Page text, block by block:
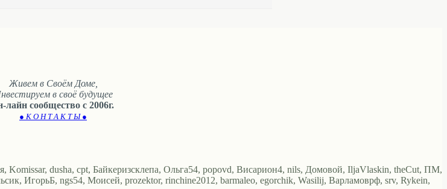
Живем в Своём Доме,
в своё будущее
лайн сообщество с 2006г.
● К О Н Т А К Т Ы ●
dusha, cpt, Байкеризсклепа, Ольга54, popovd, Висариoн4, nils, Домовой, IljaVlaskin, theCut, ПМ,
ИгорьБ, ngs54, Моисей, prozektor, rinchine2012, barmaleo, egorchik, Wasilij, Варламоврф, srv, Rykein,